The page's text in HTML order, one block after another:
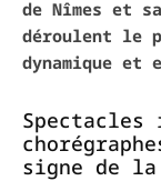
de Nîmes et
déroulent le
dynamique et
signe de la